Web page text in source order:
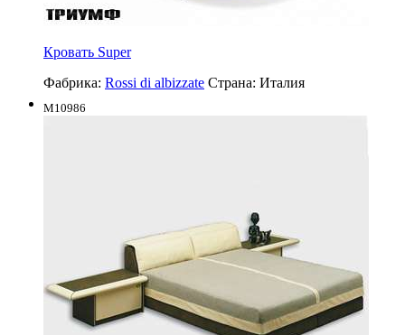
Кровать Super
Фабрика: Rossi di albizzate Страна: Италия
M10986